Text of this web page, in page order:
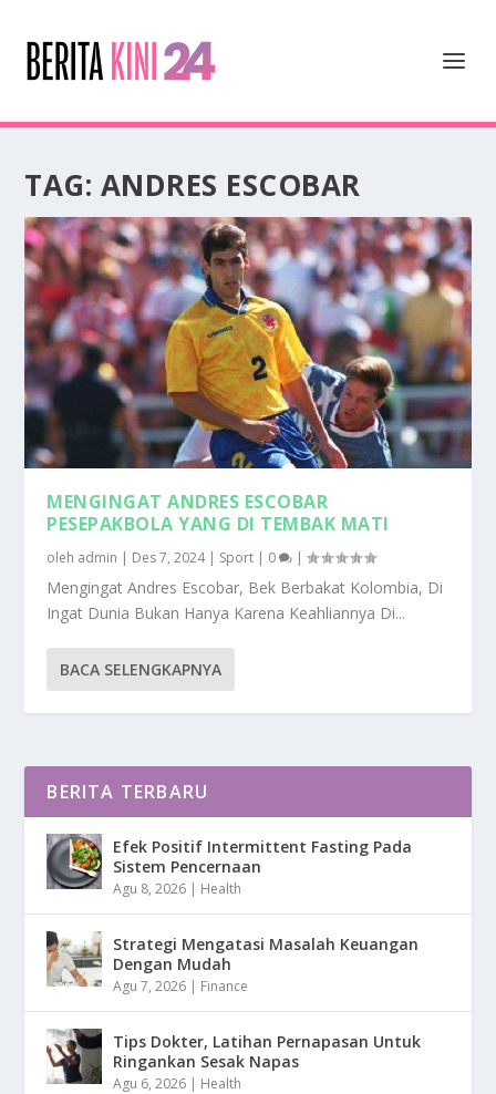
TAG: ANDRES ESCOBAR
MENGINGAT ANDRES ESCOBAR
PESEPAKBOLA YANG DI TEMBAK MATI
oleh admin | Des 7, 2024| Sport | 0 |
Mengingat Andres Escobar, Bek Berbakat Kolombia, Di
Ingat Dunia Bukan Hanya Karena Keahliannya Di...
BACA SELENGKAPNYA
BERITA TERBARU
Efek Positif Intermittent Fasting Pada
Sistem Pencernaan
Agu 8, 2026 | Health
Strategi Mengatasi Masalah Keuangan
Dengan Mudah
Agu 7, 2026 | Finance
Tips Dokter, Latihan Pernapasan Untuk
Ringankan Sesak Napas
Agu 6, 2026 | Health